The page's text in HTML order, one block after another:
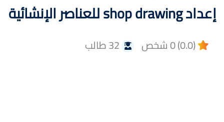
إعداد shop drawing للعناصر الإنشائية
(0.0) 0 شخص 32 طالب